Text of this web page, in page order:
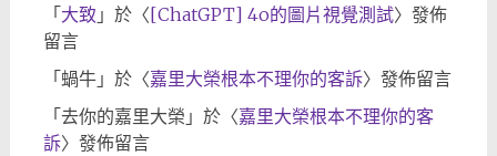
「 大致 」於〈[ChatGPT] 4o的圖片視覺測試〉發佈
留言
「 蝸牛」於〈嘉里大榮根本不理你的客訴〉發佈留言
「 去你的嘉里大榮 」於〈嘉里大榮根本不理你的客
訴〉發佈留言